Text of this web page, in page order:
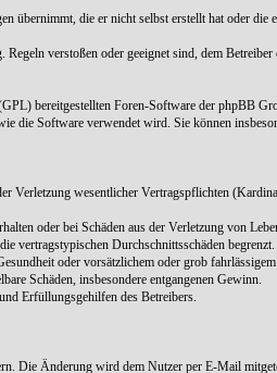
die er nicht selbst erstellt hat oder
verstoßen oder geeignet sind, dem
bereitgestellten Foren-Software der phpBB
die Software verwendet wird. Sie können
Verletzung wesentlicher Vertragspflichten
oder bei Schäden aus der Verletzung von
vertragstypischen Durchschnittsschäden
oder vorsätzlichem oder grob
Schäden, insbesondere entgangenen Gewinn.
Erfüllungsgehilfen des Betreibers.
Die Änderung wird dem Nutzer per E-Mail